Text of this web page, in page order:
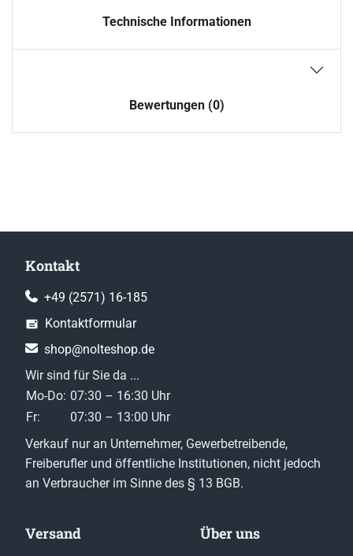
Technische Informationen
Bewertungen (0)
Kontakt
+49 (2571) 16-185
Kontaktformular
shop@nolteshop.de
Wir sind für Sie da ...
Mo-Do: 07:30 – 16:30 Uhr
Fr:
07:30 – 13:00 Uhr
Verkauf nur an Unternehmer, Gewerbetreibende,
Freiberufler und öffentliche Institutionen, nicht jedoch
an Verbraucher im Sinne des § 13 BGB.
Versand Über uns